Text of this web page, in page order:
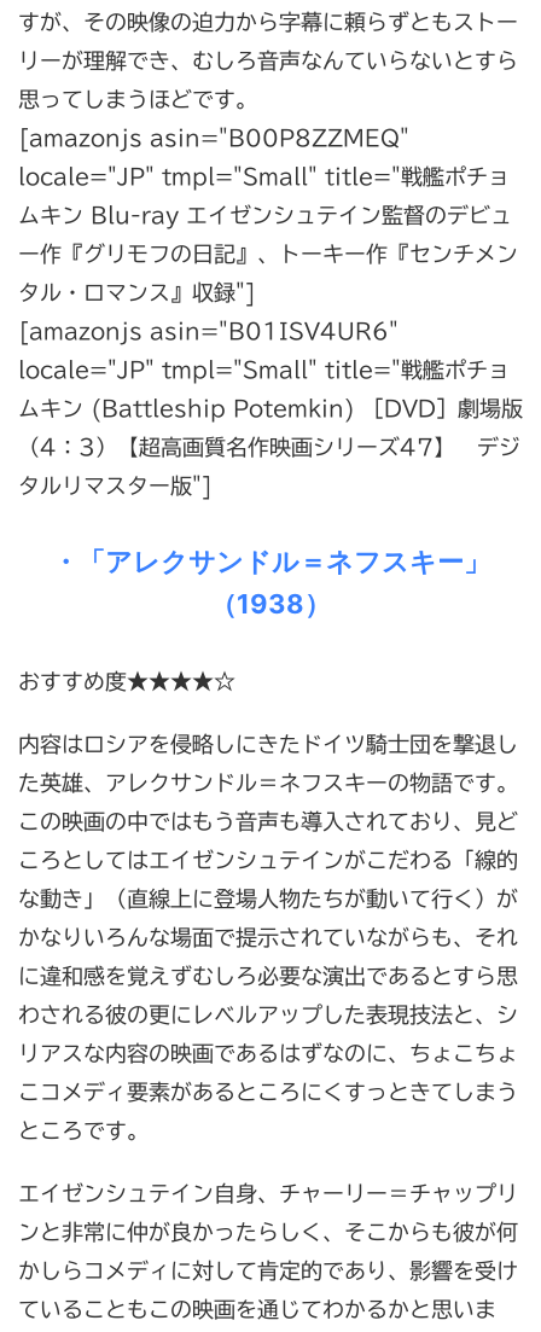
すが、その映像の迫力から字幕に頼らずともストー
リーが理解でき、むしろ音声なんていらないとすら
思ってしまうほどです。
[amazonjs asin="B00P8ZZMEQ"
locale="JP" tmpl="Small" title="戦艦ポチョ
ムキン Blu-ray エイゼンシュテイン監督のデビュ
ー作『グリモフの日記』、トーキー作『センチメン
タル・ロマンス』収録"]
[amazonjs asin="B01ISV4UR6"
locale="JP" tmpl="Small" title="戦艦ポチョ
ムキン (Battleship Potemkin) ［DVD］劇場版
（4：3）【超高画質名作映画シリーズ47】 デジ
タルリマスター版"]
・「アレクサンドル＝ネフスキー」
（1938）
おすすめ度★★★★☆
内容はロシアを侵略しにきたドイツ騎士団を撃退し
た英雄、アレクサンドル＝ネフスキーの物語です。
この映画の中ではもう音声も導入されており、見ど
ころとしてはエイゼンシュテインがこだわる「線的
な動き」（直線上に登場人物たちが動いて行く）が
かなりいろんな場面で提示されていながらも、それ
に違和感を覚えずむしろ必要な演出であるとすら思
わされる彼の更にレベルアップした表現技法と、シ
リアスな内容の映画であるはずなのに、ちょこちょ
こコメディ要素があるところにくすっときてしまう
ところです。
エイゼンシュテイン自身、チャーリー＝チャップリ
ンと非常に仲が良かったらしく、そこからも彼が何
かしらコメディに対して肯定的であり、影響を受け
ていることもこの映画を通じてわかるかと思いま